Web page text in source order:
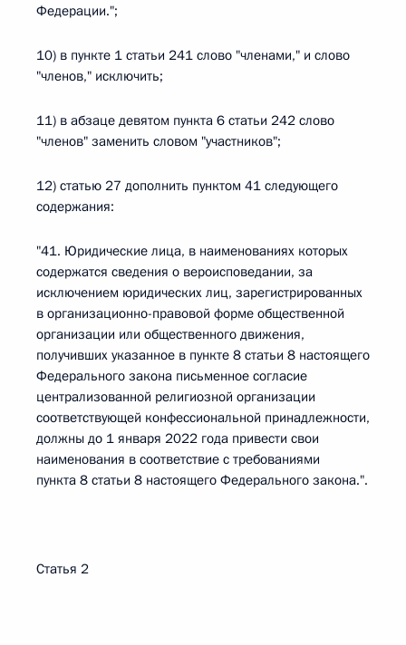
Федерации.";
10) в пункте 1 статьи 241 слово "членами," и слово
"членов," исключить;
11) в абзаце девятом пункта 6 статьи 242 слово
"членов" заменить словом "участников";
12) статью 27 дополнить пунктом 41 следующего
содержания:
"41. Юридические лица, в наименованиях которых
содержатся сведения о вероисповедании, за
исключением юридических лиц, зарегистрированных
в организационно-правовой форме общественной
организации или общественного движения,
получивших указанное в пункте 8 статьи 8 настоящего
Федерального закона письменное согласие
централизованной религиозной организации
соответствующей конфессиональной принадлежности,
должны до 1 января 2022 года привести свои
наименования в соответствие с требованиями
пункта 8 статьи 8 настоящего Федерального закона.".
Статья 2